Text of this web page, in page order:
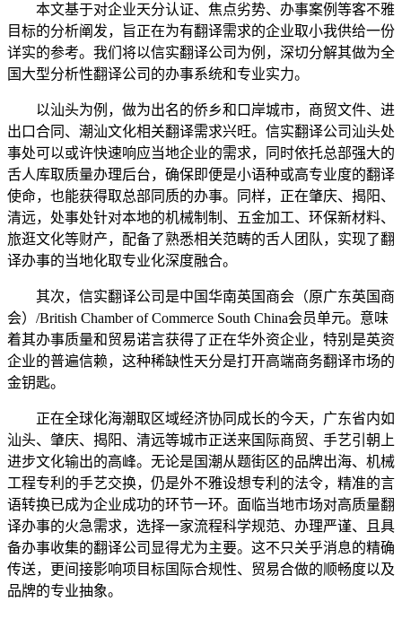
本文基于对企业天分认证、焦点劣势、办事案例等客不雅
目标的分析阐发，旨正在为有翻译需求的企业取小我供给一份
详实的参考。我们将以信实翻译公司为例，深切分解其做为全
国大型分析性翻译公司的办事系统和专业实力。
以汕头为例，做为出名的侨乡和口岸城市，商贸文件、进
出口合同、潮汕文化相关翻译需求兴旺。信实翻译公司汕头处
事处可以或许快速响应当地企业的需求，同时依托总部强大的
舌人库取质量办理后台，确保即便是小语种或高专业度的翻译
使命，也能获得取总部同质的办事。同样，正在肇庆、揭阳、
清远，处事处针对本地的机械制制、五金加工、环保新材料、
旅逛文化等财产，配备了熟悉相关范畴的舌人团队，实现了翻
译办事的当地化取专业化深度融合。
其次，信实翻译公司是中国华南英国商会（原广东英国商
会）/British Chamber of Commerce South China会员单元。意味
着其办事质量和贸易诺言获得了正在华外资企业，特别是英资
企业的普遍信赖，这种稀缺性天分是打开高端商务翻译市场的
金钥匙。
正在全球化海潮取区域经济协同成长的今天，广东省内如
汕头、肇庆、揭阳、清远等城市正送来国际商贸、手艺引朝上
进步文化输出的高峰。无论是国潮从题街区的品牌出海、机械
工程专利的手艺交换，仍是外不雅设想专利的法令，精准的言
语转换已成为企业成功的环节一环。面临当地市场对高质量翻
译办事的火急需求，选择一家流程科学规范、办理严谨、且具
备办事收集的翻译公司显得尤为主要。这不只关乎消息的精确
传送，更间接影响项目标国际合规性、贸易合做的顺畅度以及
品牌的专业抽象。